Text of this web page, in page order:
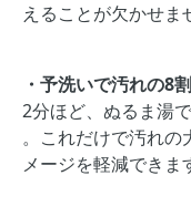
えることが欠かせま
・予洗いで汚れの8
2分ほど、ぬるま湯
。これだけで汚れの
メージを軽減できま